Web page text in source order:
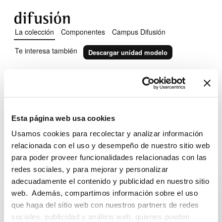
Esta página web usa cookies
Usamos cookies para recolectar y analizar información
relacionada con el uso y desempeño de nuestro sitio web
para poder proveer funcionalidades relacionadas con las
redes sociales, y para mejorar y personalizar
adecuadamente el contenido y publicidad en nuestro sitio
web. Además, compartimos información sobre el uso
que haga del sitio web con nuestros partners de redes
sociales, publicidad y análisis web, quienes pueden
La colección Componentes
Campus Difusión
Te interesa también
Descargar unidad modelo
Lola y Leo Inicial
Curso preparatorio de español para niñas y
niños
Conoce la colección en profundidad arrow_forward
Puntos fuertes arrow_forward
Niveles A1.1
Segmento Niños
Cómo son las unidades arrow_forward